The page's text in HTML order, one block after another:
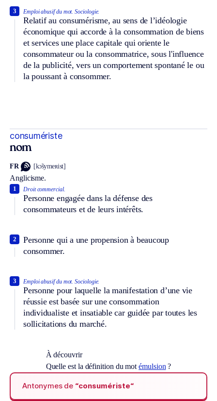
Emploi abusif du mot. Sociologie.
Relatif au consumérisme, au sens de l’idéologie
économique qui accorde à la consommation de biens
et services une place capitale qui oriente le
consommateur ou la consommatrice, sous l'influence
de la publicité, vers un comportement spontané le ou
la poussant à consommer.
3
consumériste
nom
FR [kɔ̃symeʀist]
Anglicisme.
Droit commercial.
Personne engagée dans la défense des
consommateurs et de leurs intérêts.
1
Personne qui a une propension à beaucoup
consommer.
2
Emploi abusif du mot. Sociologie.
Personne pour laquelle la manifestation d’une vie
réussie est basée sur une consommation
individualiste et insatiable car guidée par toutes les
sollicitations du marché.
3
À découvrir
Quelle est la définition du motémulsion ?
Antonymes de “consumériste“